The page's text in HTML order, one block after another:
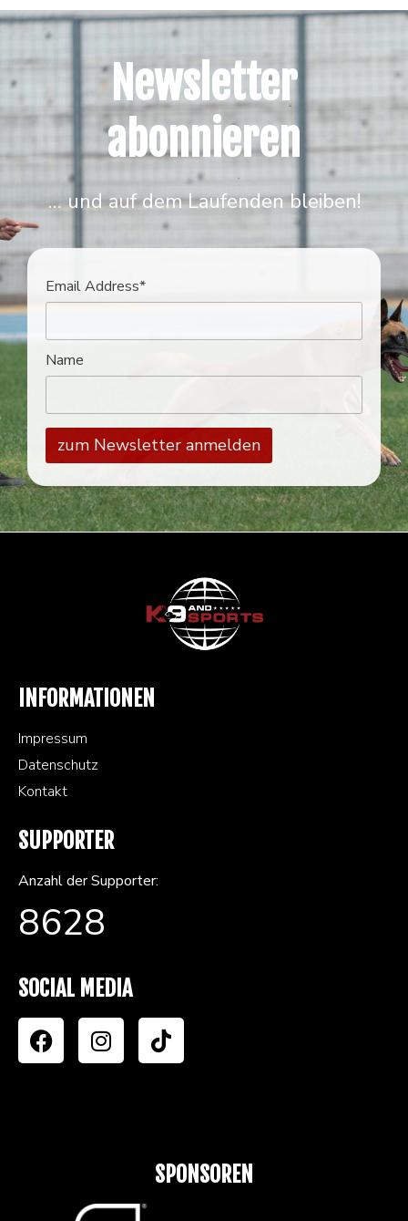
Newsletter
abonnieren
… und auf dem Laufenden bleiben!
Email Address*
Name
INFORMATIONEN
Impressum
Datenschutz
Kontakt
SUPPORTER
Anzahl der Supporter:
8628
SOCIAL MEDIA
SPONSOREN